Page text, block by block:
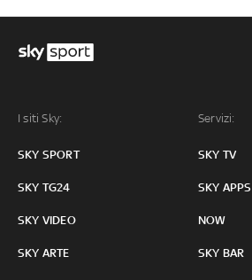
I siti Sky:
SKY SPORT
SKY TG24
SKY VIDEO
SKY ARTE
Servizi:
SKY TV
SKY APPS
NOW
SKY BAR